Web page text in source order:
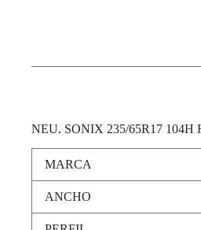
NEU. SONIX 235/65R17 104H
MARCA
ANCHO